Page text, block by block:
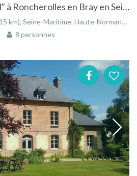
Gîte "Du Petit Cheval" à Roncherolles en Bray en Seine-Maritime - Haute-Normandie
Maritime, Haute-Normandie, Normandie, France
8 personnes